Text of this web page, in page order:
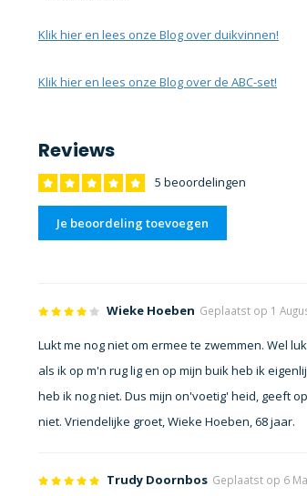
Klik hier en lees onze Blog over duikvinnen!
Klik hier en lees onze Blog over de ABC-set!
Reviews
5 beoordelingen
Je beoordeling toevoegen
Wieke Hoeben Geplaatst op 1
Lukt me nog niet om ermee te zwemmen. Wel
als ik op m'n rug lig en op mijn buik heb ik
heb ik nog niet. Dus mijn on'voetig' heid, geeft
niet. Vriendelijke groet, Wieke Hoeben, 68 jaar.
Trudy Doornbos Geplaatst op 6